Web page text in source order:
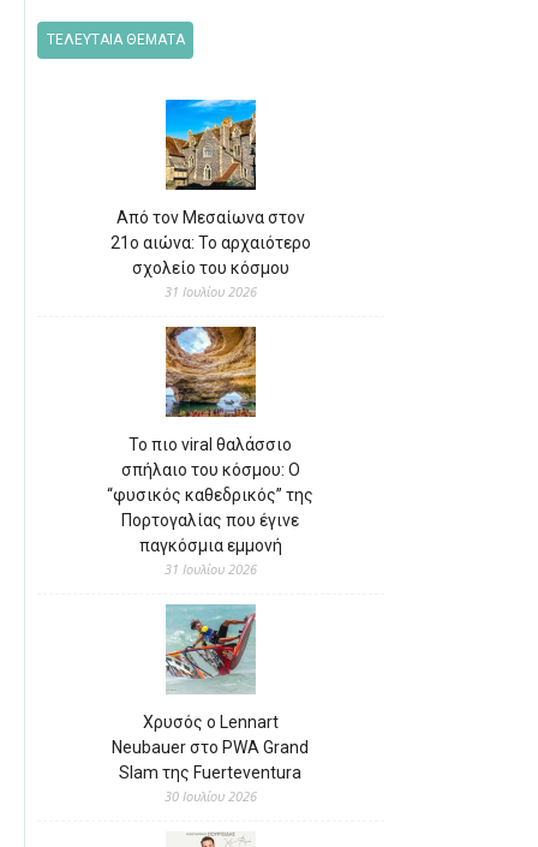
ΤΕΛΕΥΤΑΙΑ ΘΕΜΑΤΑ
Από τον Μεσαίωνα στον
21ο αιώνα: Το αρχαιότερο
σχολείο του κόσμου
31 Ιουλίου 2026
Το πιο viral θαλάσσιο
σπήλαιο του κόσμου: Ο
“φυσικός καθεδρικός” της
Πορτογαλίας που έγινε
παγκόσμια εμμονή
31 Ιουλίου 2026
Χρυσός ο Lennart
Neubauer στο PWA Grand
Slam της Fuerteventura
30 Ιουλίου 2026